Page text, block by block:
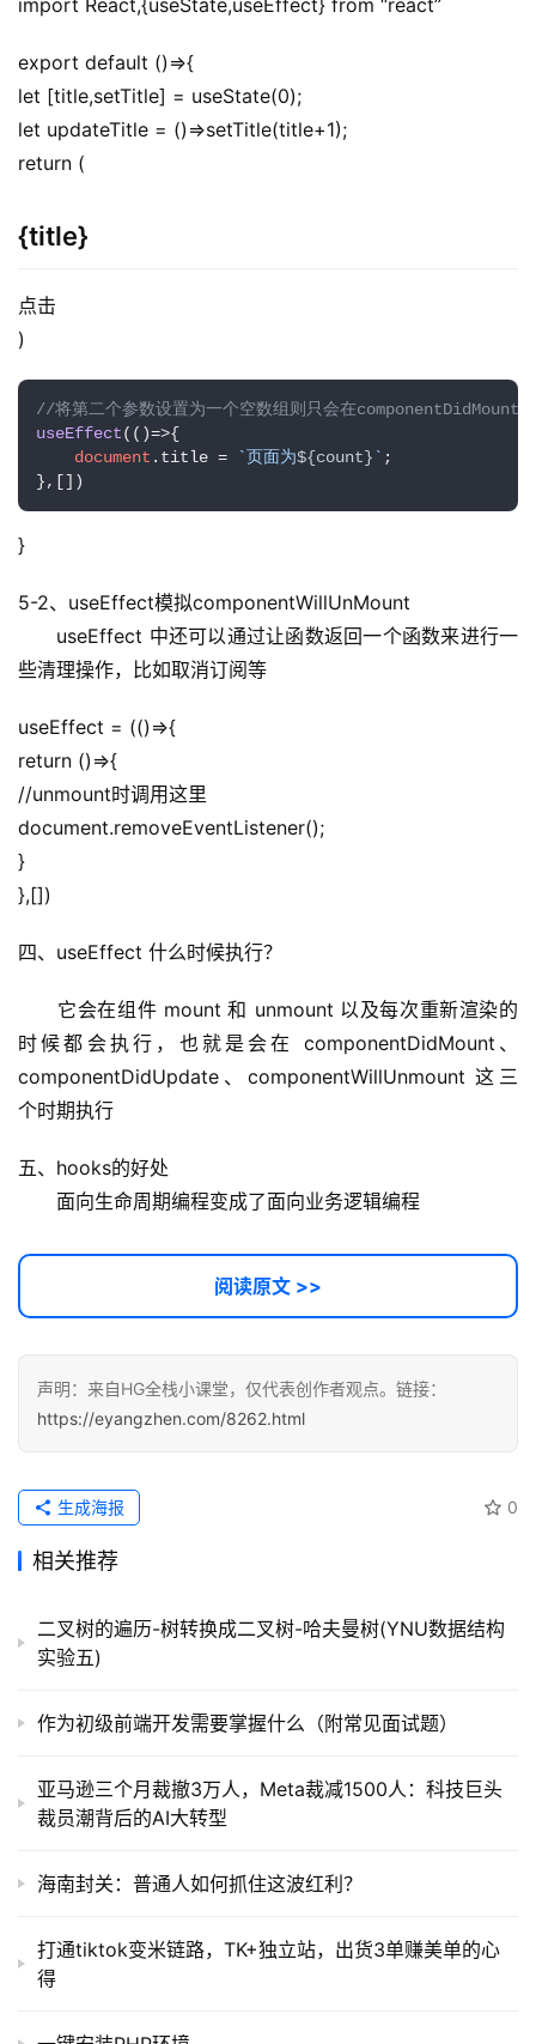
import React,{useState,useEffect} from “react”
export default ()=>{
let [title,setTitle] = useState(0);
let updateTitle = ()=>setTitle(title+1);
return (
{title}
点击
)
//将第二个参数设置为一个空数组则只会在componentDidMount
useEffect( ()=>{
document . title = `页面为${count} ` ;
},[])
}
5-2、useEffect模拟componentWillUnMount
useEffect 中还可以通过让函数返回一个函数来进行一
些清理操作，比如取消订阅等
useEffect = (()=>{
return ()=>{
//unmount时调用这里
document.removeEventListener();
}
},[])
四、useEffect 什么时候执行？
它会在组件 mount 和 unmount 以及每次重新渲染的
时候都会执行，也就是会在 componentDidMount、
componentDidUpdate、componentWillUnmount 这三
个时期执行
五、hooks的好处
面向生命周期编程变成了面向业务逻辑编程
阅读原文 >>
声明：来自HG全栈小课堂，仅代表创作者观点。链接：
https://eyangzhen.com/8262.html
0
生成海报
相关推荐
二叉树的遍历-树转换成二叉树-哈夫曼树(YNU数据结构
实验五)
作为初级前端开发需要掌握什么（附常见面试题）
亚马逊三个月裁撤3万人，Meta裁减1500人：科技巨头
裁员潮背后的AI大转型
海南封关：普通人如何抓住这波红利？
打通tiktok变米链路，TK+独立站，出货3单赚美单的心
得